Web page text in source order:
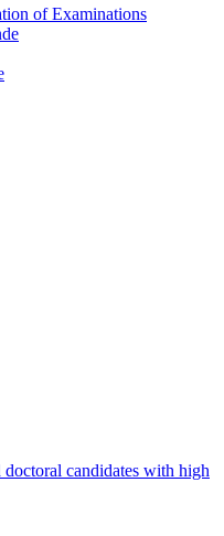
of Examinations
candidates with high